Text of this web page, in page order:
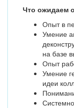
Что ожидаем
Опыт в
Умение
на базе
Опыт
Умение
идеи